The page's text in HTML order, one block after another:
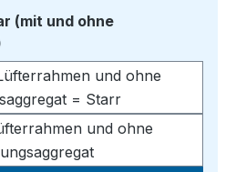
(mit und ohne
und ohne
= Starr
und ohne